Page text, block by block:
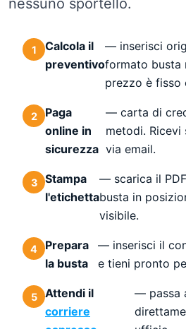
nessuno sportello.
Calcola il
preventivo
— inserisci
formato busta
prezzo è fisso
Paga
online in
sicurezza
— carta di
metodi.
via email.
Stampa
l'etichetta
— scarica il
busta in
visibile.
Prepara
la busta
— inserisci il
e tieni pronto
Attendi il
corriere
— passa